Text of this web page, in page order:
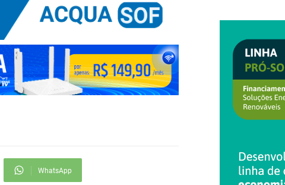
WhatsApp